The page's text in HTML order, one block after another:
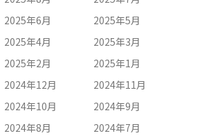
2025年6月
2025年5月
2025年4月
2025年3月
2025年2月
2025年1月
2024年12月
2024年11月
2024年10月
2024年9月
2024年8月
2024年7月